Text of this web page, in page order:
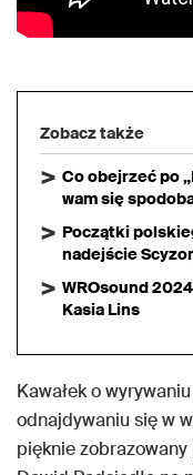
Zobacz także
Co obejrzeć po
wam się
Początki
nadejście
WROsound
Kasia Lins
Kawałek o
odnajdywaniu się w
pięknie